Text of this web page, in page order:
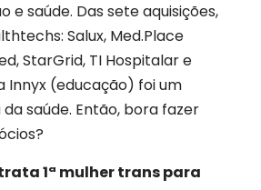
e saúde. Das sete aquisições,
Salux, Med.Place
StarGrid, TI Hospitalar e
Innyx (educação) foi um
saúde. Então, bora fazer
1ª mulher trans para